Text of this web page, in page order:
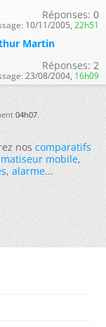
Réponses: 0
10/11/2005, 22h51
Martin
Réponses: 2
23/08/2004, 16h09
04h07.
noscomparatifs
mobile,
,alarme...